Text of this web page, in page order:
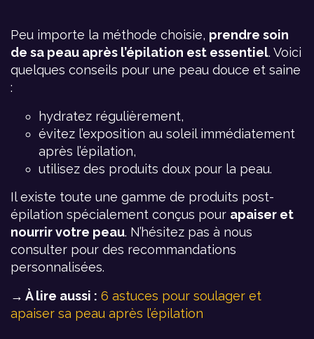
Peu importe la méthode choisie, prendre soin
de sa peau après l’épilation est essentiel. Voici
quelques conseils pour une peau douce et saine
:
hydratez régulièrement,
évitez l’exposition au soleil immédiatement
après l’épilation,
utilisez des produits doux pour la peau.
Il existe toute une gamme de produits post-
épilation spécialement conçus pour apaiser et
nourrir votre peau. N’hésitez pas à nous
consulter pour des recommandations
personnalisées.
→ À lire aussi : 6 astuces pour soulager et
apaiser sa peau après l’épilation